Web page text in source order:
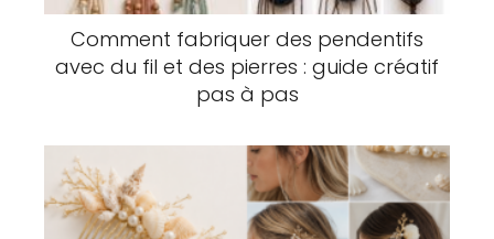
Comment fabriquer des pendentifs
avec du fil et des pierres : guide créatif
pas à pas